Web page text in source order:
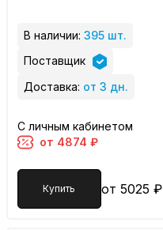
В наличии: 395 шт.
Поставщик
Доставка: от 3 дн.
С личным кабинетом
от 4874 ₽
Купить от 5025 ₽